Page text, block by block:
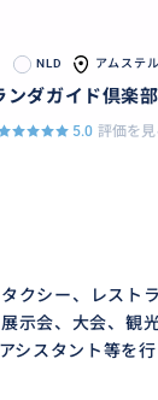
NLD アムステ
ンダガイド倶楽部
5.0 評価を
クシー、レスト
示会、大会、観
シスタント等を行